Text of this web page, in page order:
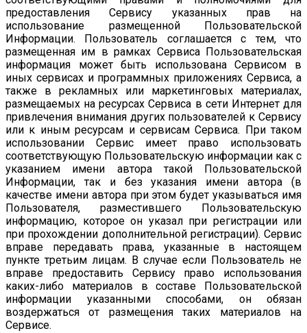
предоставления Сервису указанных прав на
использование размещенной Пользовательской
Информации. Пользователь соглашается с тем, что
размещенная им в рамках Сервиса Пользовательская
информация может быть использована Сервисом в
иных сервисах и программных приложениях Сервиса, а
также в рекламных или маркетинговых материалах,
размещаемых на ресурсах Сервиса в сети Интернет для
привлечения внимания других пользователей к Сервису
или к иным ресурсам и сервисам Сервиса. При таком
использовании Сервис имеет право использовать
соответствующую Пользовательскую информации как с
указанием имени автора такой Пользовательской
Информации, так и без указания имени автора (в
качестве имени автора при этом будет указываться имя
Пользователя, разместившего Пользовательскую
информацию, которое он указал при регистрации или
при прохождении дополнительной регистрации). Сервис
вправе передавать права, указанные в настоящем
пункте третьим лицам. В случае если Пользователь не
вправе предоставить Сервису право использования
каких-либо материалов в составе Пользовательской
информации указанными способами, он обязан
воздержаться от размещения таких материалов на
Сервисе.